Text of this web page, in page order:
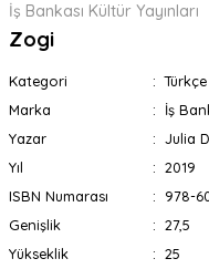
İş Bankası Kültür Yayınları
Zogi
Kategori
Marka
İş
Yazar
Julia
Yıl
2019
ISBN Numarası
978-
Genişlik
27,5
Yükseklik
25